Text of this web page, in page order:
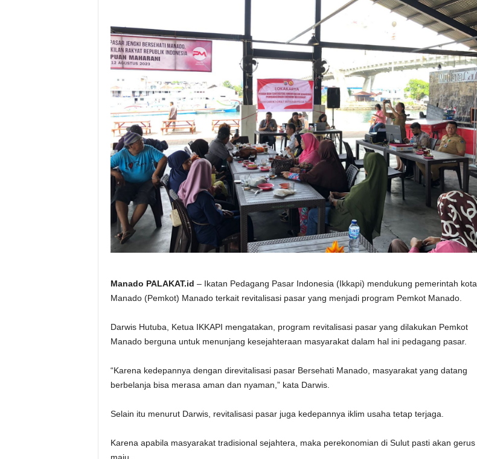
Manado PALAKAT.id – Ikatan Pedagang Pasar Indonesia (Ikkapi) mendukung pemerintah kota
Manado (Pemkot) Manado terkait revitalisasi pasar yang menjadi program Pemkot Manado.
Darwis Hutuba, Ketua IKKAPI mengatakan, program revitalisasi pasar yang dilakukan Pemkot
Manado berguna untuk menunjang kesejahteraan masyarakat dalam hal ini pedagang pasar.
“Karena kedepannya dengan direvitalisasi pasar Bersehati Manado, masyarakat yang datang
berbelanja bisa merasa aman dan nyaman,” kata Darwis.
Selain itu menurut Darwis, revitalisasi pasar juga kedepannya iklim usaha tetap terjaga.
Karena apabila masyarakat tradisional sejahtera, maka perekonomian di Sulut pasti akan gerus